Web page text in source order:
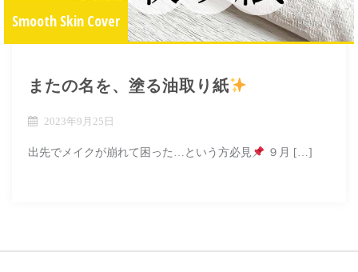
Smooth Skin Cover
またの名を、塗る油取り紙
2023年9月25日
出先でメイクが崩れて困った…という方必見 ９月 […]